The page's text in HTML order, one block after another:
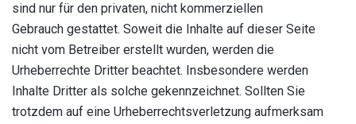
sind nur für den privaten, nicht kommerziellen
Gebrauch gestattet. Soweit die Inhalte auf dieser Seite
nicht vom Betreiber erstellt wurden, werden die
Urheberrechte Dritter beachtet. Insbesondere werden
Inhalte Dritter als solche gekennzeichnet. Sollten Sie
trotzdem auf eine Urheberrechtsverletzung aufmerksam